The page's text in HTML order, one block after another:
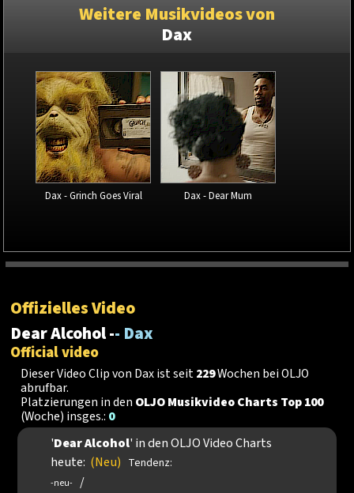
Weitere Musikvideos von
Dax
Dax - Grinch Goes Viral Dax - Dear Mum
Offizielles Video
Dear Alcohol -- Dax
Official video
Dieser Video Clip von Dax ist seit229Wochen bei OLJO
abrufbar.
Platzierungen in den OLJO Musikvideo Charts Top 100
(Woche) insges.: 0
'Dear Alcohol' in den OLJO Video Charts
heute: (Neu) Tendenz:
-neu- /